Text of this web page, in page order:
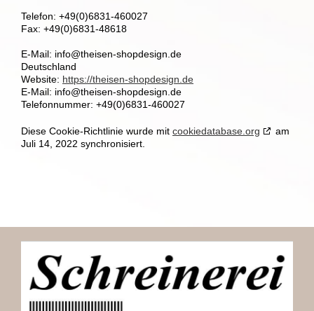
Telefon: +49(0)6831-460027
Fax: +49(0)6831-48618
E-Mail: info@theisen-shopdesign.de
Deutschland
Website: https://theisen-shopdesign.de
E-Mail: info@theisen-shopdesign.de
Telefonnummer: +49(0)6831-460027
Diese Cookie-Richtlinie wurde mit cookiedatabase.org
am
Juli 14, 2022 synchronisiert.